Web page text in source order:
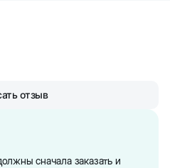
неприятных запахов. Без пыли.
глина.
сначала заказать и
отзыв